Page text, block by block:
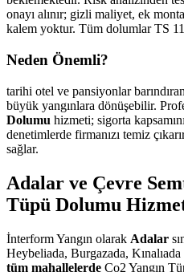
onayı alınır; gizli maliyet, ek
kalem yoktur. Tüm dolumlar TS
Neden Önemli?
tarihi otel ve pansiyonlar
büyük yangınlara dönüşebilir.
Dolumu hizmeti; sigorta
denetimlerde firmanızı temiz
sağlar.
Adalar ve Çevre
Tüpü Dolumu
İnterform Yangın olarak Adalar
Heybeliada, Burgazada,
tüm mahallelerde Co2 Yangın